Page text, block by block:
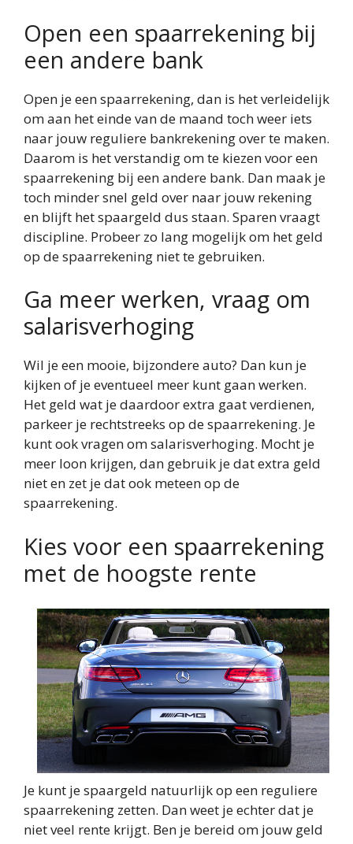
Open een spaarrekening bij
een andere bank
Open je een spaarrekening, dan is het verleidelijk
om aan het einde van de maand toch weer iets
naar jouw reguliere bankrekening over te maken.
Daarom is het verstandig om te kiezen voor een
spaarrekening bij een andere bank. Dan maak je
toch minder snel geld over naar jouw rekening
en blijft het spaargeld dus staan. Sparen vraagt
discipline. Probeer zo lang mogelijk om het geld
op de spaarrekening niet te gebruiken.
Ga meer werken, vraag om
salarisverhoging
Wil je een mooie, bijzondere auto? Dan kun je
kijken of je eventueel meer kunt gaan werken.
Het geld wat je daardoor extra gaat verdienen,
parkeer je rechtstreeks op de spaarrekening. Je
kunt ook vragen om salarisverhoging. Mocht je
meer loon krijgen, dan gebruik je dat extra geld
niet en zet je dat ook meteen op de
spaarrekening.
Kies voor een spaarrekening
met de hoogste rente
Je kunt je spaargeld natuurlijk op een reguliere
spaarrekening zetten. Dan weet je echter dat je
niet veel rente krijgt. Ben je bereid om jouw geld